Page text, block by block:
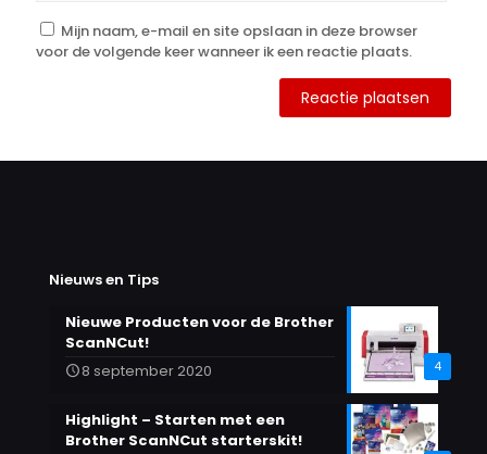
Mijn naam, e-mail en site opslaan in deze browser
voor de volgende keer wanneer ik een reactie plaats.
Nieuws en Tips
4
Nieuwe Producten voor de Brother
ScanNCut!
8 september 2020
Highlight – Starten met een
Brother ScanNCut starterskit!